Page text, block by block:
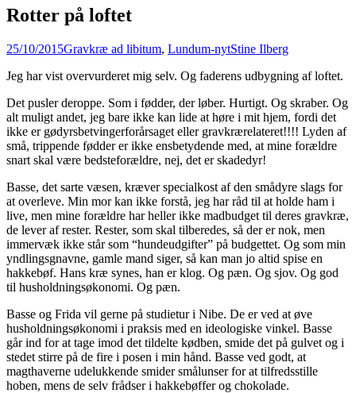
Rotter på loftet
25/10/2015Gravkræ ad libitum, Lundum-nytStine Ilberg
Jeg har vist overvurderet mig selv. Og faderens udbygning af loftet.
Det pusler deroppe. Som i fødder, der løber. Hurtigt. Og skraber. Og
alt muligt andet, jeg bare ikke kan lide at høre i mit hjem, fordi det
ikke er gødyrsbetvingerforårsaget eller gravkrærelateret!!!! Lyden af
små, trippende fødder er ikke ensbetydende med, at mine forældre
snart skal være bedsteforældre, nej, det er skadedyr!
Basse, det sarte væsen, kræver specialkost af den smådyre slags for
at overleve. Min mor kan ikke forstå, jeg har råd til at holde ham i
live, men mine forældre har heller ikke madbudget til deres gravkræ,
de lever af rester. Rester, som skal tilberedes, så der er nok, men
immervæk ikke står som “hundeudgifter” på budgettet. Og som min
yndlingsgnavne, gamle mand siger, så kan man jo altid spise en
hakkebøf. Hans kræ synes, han er klog. Og pæn. Og sjov. Og god
til husholdningsøkonomi. Og pæn.
Basse og Frida vil gerne på studietur i Nibe. De er ved at øve
husholdningsøkonomi i praksis med en ideologiske vinkel. Basse
går ind for at tage imod det tildelte kødben, smide det på gulvet og i
stedet stirre på de fire i posen i min hånd. Basse ved godt, at
magthaverne udelukkende smider smålunser for at tilfredsstille
hoben, mens de selv frådser i hakkebøffer og chokolade.